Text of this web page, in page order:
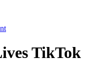
TikTok